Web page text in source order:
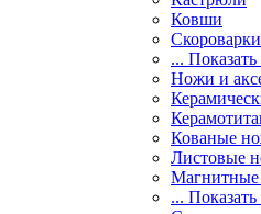
Ковши
Скороварки
... Показать
Ножи и
Кованые
Листовые
Магнитные
... Показать